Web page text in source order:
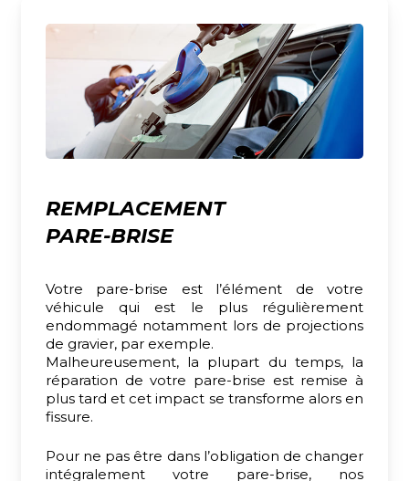
REMPLACEMENT
PARE-BRISE
Votre pare-brise est l’élément de votre
véhicule qui est le plus régulièrement
endommagé notamment lors de projections
de gravier, par exemple.
Malheureusement, la plupart du temps, la
réparation de votre pare-brise est remise à
plus tard et cet impact se transforme alors en
fissure.
Pour ne pas être dans l’obligation de changer
intégralement votre pare-brise, nos